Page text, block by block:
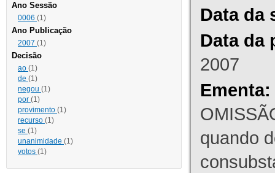
Ano Sessão
0006 (1)
Ano Publicação
2007 (1)
Decisão
ao (1)
de (1)
negou (1)
por (1)
provimento (1)
recurso (1)
se (1)
unanimidade (1)
votos (1)
Data da
Data da
2007
Ementa:
quando